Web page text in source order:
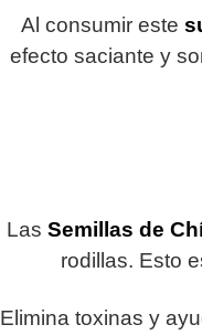
Al consumir este
efecto saciante y
Las Semillas de
rodillas. Esto
Elimina toxinas y